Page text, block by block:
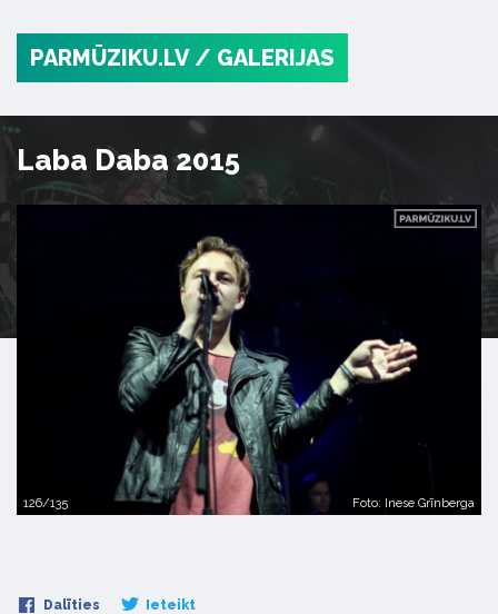
PARMŪZIKU.LV / GALERIJAS
Laba Daba 2015
126/135 Foto: Inese Grīnberga
Dalīties Ieteikt